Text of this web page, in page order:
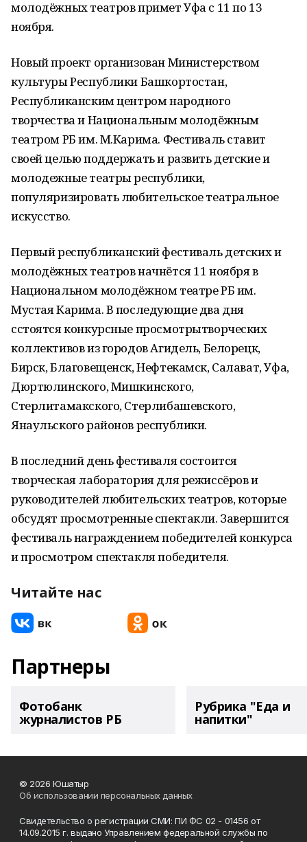
молодёжных театров примет Уфа с 11 по 13
ноября.
Новый проект организован Министерством
культуры Республики Башкортостан,
Республиканским центром народного
творчества и Национальным молодёжным
театром РБ им. М.Карима. Фестиваль ставит
своей целью поддержать и развить детские и
молодежные театры республики,
популяризировать любительское театральное
искусство.
Первый республиканский фестиваль детских и
молодёжных театров начнётся 11 ноября в
Национальном молодёжном театре РБ им.
Мустая Карима. В последующие два дня
сстоятся конкурсные просмотрытворческих
коллективов из городов Агидель, Белорецк,
Бирск, Благовещенск, Нефтекамск, Салават, Уфа,
Дюртюлинского, Мишкинского,
Стерлитамакского, Стерлибашевского,
Янаульского районов республики.
В последний день фестиваля состоится
творческая лаборатория для режиссёров и
руководителей любительских театров, которые
обсудят просмотренные спектакли. Завершится
фестиваль награждением победителей конкурса
и просмотром спектакля победителя.
Читайте нас
Партнеры
Фотобанк
журналистов РБ
Рубрика "Еда и
напитки"
© 2026 Юшатыр
Об использовании персональных данных
Свидетельство о регистрации СМИ: ПИ ФС 02 - 01456 от
14.09.2015 г. выдано Управлением федеральной службы по